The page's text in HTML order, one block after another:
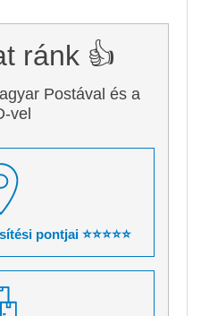
ránk 👍
Postával és a
vel
pontjai ⭐⭐⭐⭐⭐